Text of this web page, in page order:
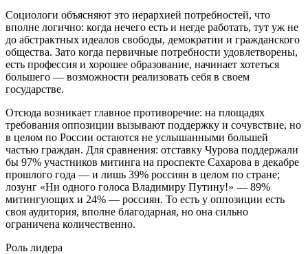
Социологи объясняют это иерархией потребностей, что
вполне логично: когда нечего есть и негде работать, тут уж не
до абстрактных идеалов свободы, демократии и гражданского
общества. Зато когда первичные потребности удовлетворены,
есть профессия и хорошее образование, начинает хотеться
большего — возможности реализовать себя в своем
государстве.
Отсюда возникает главное противоречие: на площадях
требования оппозиции вызывают поддержку и сочувствие, но
в целом по России остаются не услышанными большей
частью граждан. Для сравнения: отставку Чурова поддержали
бы 97% участников митинга на проспекте Сахарова в декабре
прошлого года — и лишь 39% россиян в целом по стране;
лозунг «Ни одного голоса Владимиру Путину!» — 89%
митингующих и 24% — россиян. То есть у оппозиции есть
своя аудитория, вполне благодарная, но она сильно
ограничена количественно.
Роль лидера